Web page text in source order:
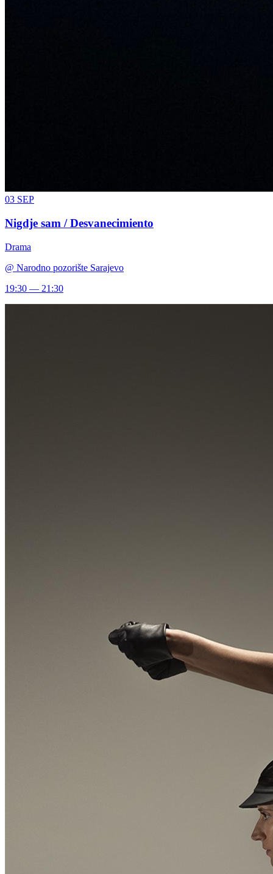
03 SEP
Nigdje sam / Desvanecimiento
Drama
@ Narodno pozorište Sarajevo
19:30 — 21:30